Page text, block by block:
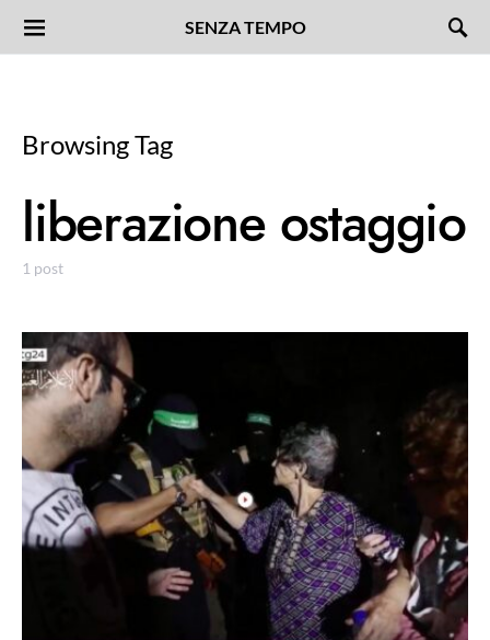
SENZA TEMPO
Browsing Tag
liberazione ostaggio
1 post